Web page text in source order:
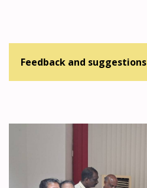
Feedback and suggestions